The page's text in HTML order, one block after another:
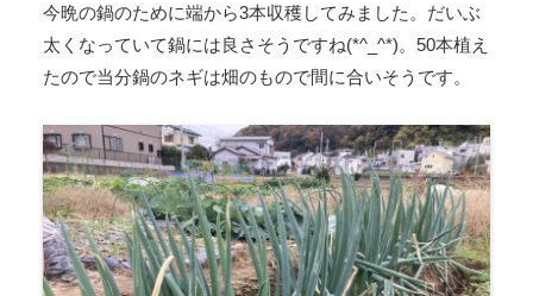
今晩の鍋のために端から3本収穫してみました。だいぶ
太くなっていて鍋には良さそうですね(*^_^*)。50本植え
たので当分鍋のネギは畑のもので間に合いそうです。